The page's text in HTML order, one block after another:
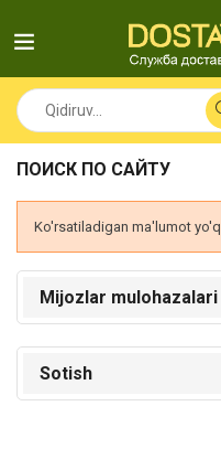
ПОИСК ПО САЙТУ
Ko'rsatiladigan ma'lumot yo'q
Mijozlar mulohazalari
Sotish